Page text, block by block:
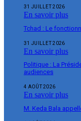
31 JUILLET 2026
En savoir plus
Tchad : Le
31 JUILLET 2026
En savoir plus
Politique : La
audiences
4 AOÛT 2026
En savoir plus
M. Keda Bala